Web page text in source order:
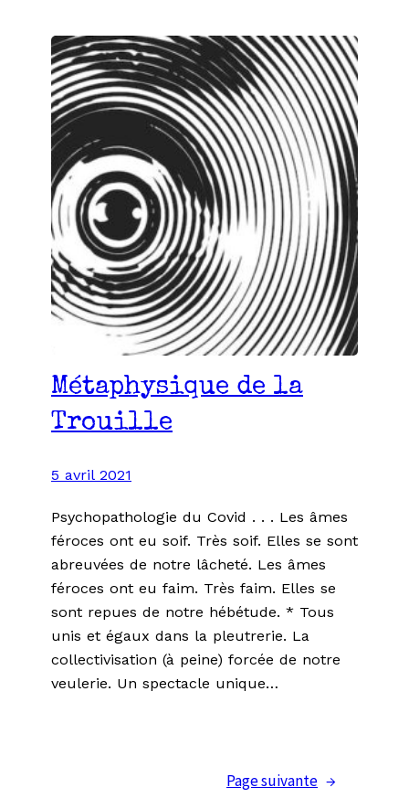
Métaphysique de la
Trouille
5 avril 2021
Psychopathologie du Covid . . . Les âmes
féroces ont eu soif. Très soif. Elles se sont
abreuvées de notre lâcheté. Les âmes
féroces ont eu faim. Très faim. Elles se
sont repues de notre hébétude. * Tous
unis et égaux dans la pleutrerie. La
collectivisation (à peine) forcée de notre
veulerie. Un spectacle unique…
Page suivante →